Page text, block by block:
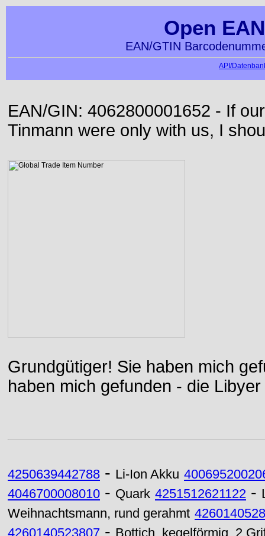
Open
EAN/GTIN
API/
EAN/GIN: 4062800001652 - If
Tinmann were only with us, I
Grundgütiger! Sie haben mich
haben mich gefunden - die
4250639442788 - Li-Ion Akku
4046700008010 - Quark 4251512621122 -
Weihnachtsmann, rund gerahmt
4260140523807 - Bottich, kegelförmig, 2